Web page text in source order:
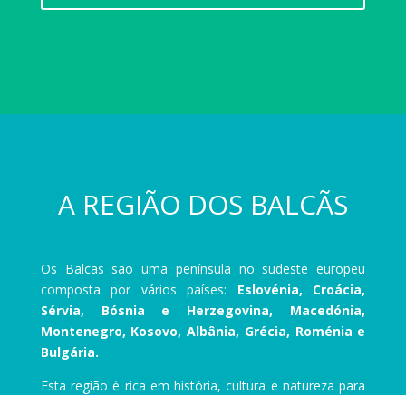
A REGIÃO DOS BALCÃS
Os Balcãs são uma península no sudeste europeu
composta por vários países: Eslovénia, Croácia,
Sérvia, Bósnia e Herzegovina, Macedónia,
Montenegro, Kosovo, Albânia, Grécia, Roménia e
Bulgária.
Esta região é rica em história, cultura e natureza para